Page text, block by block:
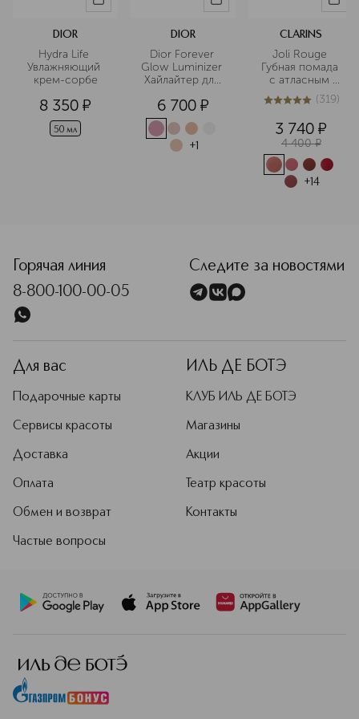
DIOR
Hydra Life
Увлажняющий
крем-сорбе
8 350 ¤
50 мл
DIOR
Dior Forever
Glow Luminizer
Хайлайтер для
6 700 ¤
+1
CLARINS
Joli Rouge
Губная помада
с атласным
эффектом
4.9из5319 (319)
3 740 ¤
4 400 ¤
+14
Горячая линия
8-800-100-00-05
Следите за новостями
Для вас
Подарочные карты
Сервисы красоты
Доставка
Оплата
Обмен и возврат
Частые вопросы
ИЛЬ ДЕ БОТЭ
КЛУБ ИЛЬ ДЕ БОТЭ
Магазины
Акции
Театр красоты
Контакты